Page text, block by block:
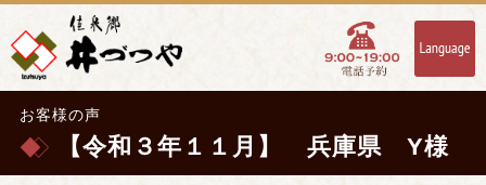
お客様の声
【令和３年１１月】 兵庫県 Y様